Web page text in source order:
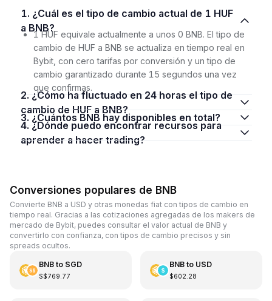
1. ¿Cuál es el tipo de cambio actual de 1 HUF
a BNB?
1 HUF equivale actualmente a unos 0 BNB. El tipo de
cambio de HUF a BNB se actualiza en tiempo real en
Bybit, con cero tarifas por conversión y un tipo de
cambio garantizado durante 15 segundos una vez
que confirmas.
2. ¿Cómo ha fluctuado en 24 horas el tipo de
cambio de HUF a BNB?
3. ¿Cuántos BNB hay disponibles en total?
4. ¿Dónde puedo encontrar recursos para
aprender a hacer trading?
Conversiones populares de BNB
Convierte BNB a USD y otras monedas fiat con tipos de cambio en
tiempo real. Gracias a las cotizaciones agregadas de los makers de
mercado de Bybit, puedes consultar el valor actual de BNB y
convertirlo con confianza, con tipos de cambio precisos y sin
spreads ocultos.
BNBto SGD
S$769.77
BNBto USD
$602.28